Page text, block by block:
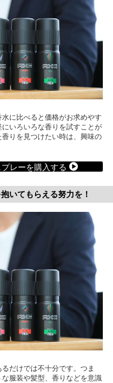
に比べると価格がお求めやす
いろいろな香りを試すことが
りを見つけたい時は、興味の
レーを購入する
いてもらえる努力を！
だけでは不十分です。つま
服装や髪型、香りなどを意識